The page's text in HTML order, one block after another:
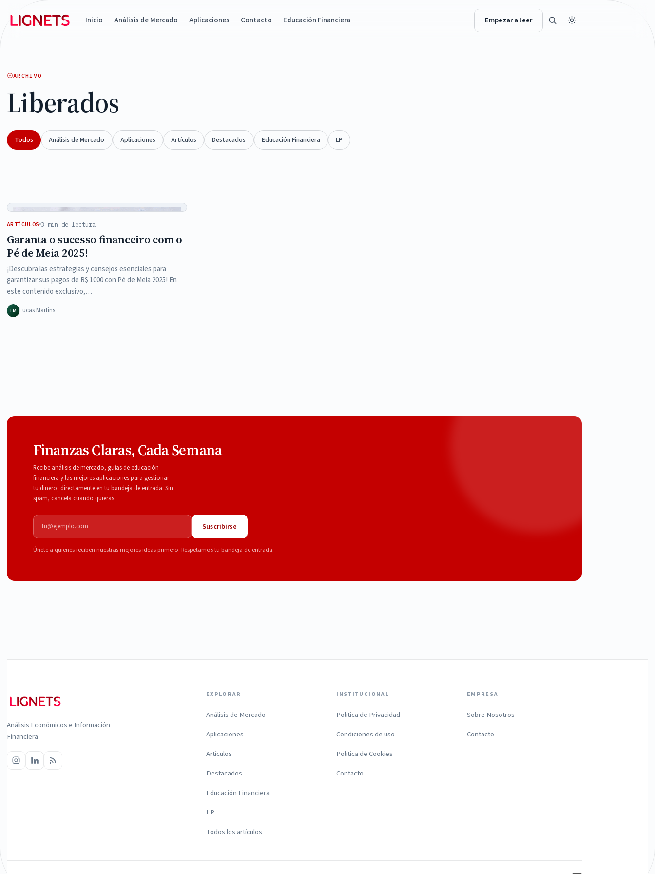
Inicio Análisis de Mercado Aplicaciones Contacto Educación Financiera Empezar a leer
ARCHIVO
Liberados
Todos Análisis de Mercado Aplicaciones Artículos Destacados Educación Financiera LP
Articles
ARTÍCULOS 3 min de lectura
Garanta o sucesso financeiro com o
Pé de Meia 2025!
¡Descubra las estrategias y consejos esenciales para
garantizar sus pagos de R$ 1000 con Pé de Meia 2025! En
este contenido exclusivo,…
LM Lucas Martins
Finanzas Claras, Cada Semana
Recibe análisis de mercado, guías de educación
financiera y las mejores aplicaciones para gestionar
tu dinero, directamente en tu bandeja de entrada. Sin
spam, cancela cuando quieras.
Correo electrónico
Suscribirse
Únete a quienes reciben nuestras mejores ideas primero. Respetamos tu bandeja de entrada.
Análisis Económicos e Información
Financiera
EXPLORAR
Análisis de Mercado
Aplicaciones
Artículos
Destacados
Educación Financiera
LP
Todos los artículos
INSTITUCIONAL
Política de Privacidad
Condiciones de uso
Política de Cookies
Contacto
EMPRESA
Sobre Nosotros
Contacto